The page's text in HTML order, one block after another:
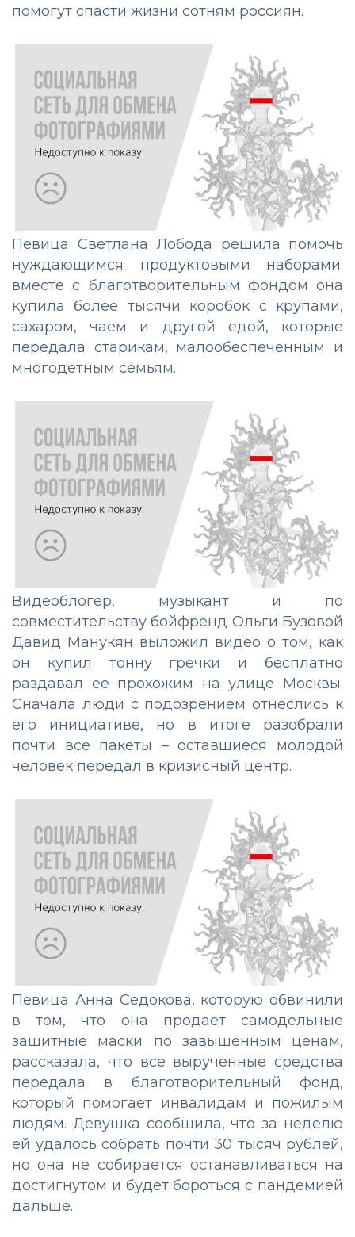
помогут спасти жизни сотням россиян.
Певица Светлана Лобода решила помочь
нуждающимся продуктовыми наборами:
вместе с благотворительным фондом она
купила более тысячи коробок с крупами,
сахаром, чаем и другой едой, которые
передала старикам, малообеспеченным и
многодетным семьям.
Видеоблогер, музыкант и по
совместительству бойфренд Ольги Бузовой
Давид Манукян выложил видео о том, как
он купил тонну гречки и бесплатно
раздавал ее прохожим на улице Москвы.
Сначала люди с подозрением отнеслись к
его инициативе, но в итоге разобрали
почти все пакеты – оставшиеся молодой
человек передал в кризисный центр.
Певица Анна Седокова, которую обвинили
в том, что она продает самодельные
защитные маски по завышенным ценам,
рассказала, что все вырученные средства
передала в благотворительный фонд,
который помогает инвалидам и пожилым
людям. Девушка сообщила, что за неделю
ей удалось собрать почти 30 тысяч рублей,
но она не собирается останавливаться на
достигнутом и будет бороться с пандемией
дальше.